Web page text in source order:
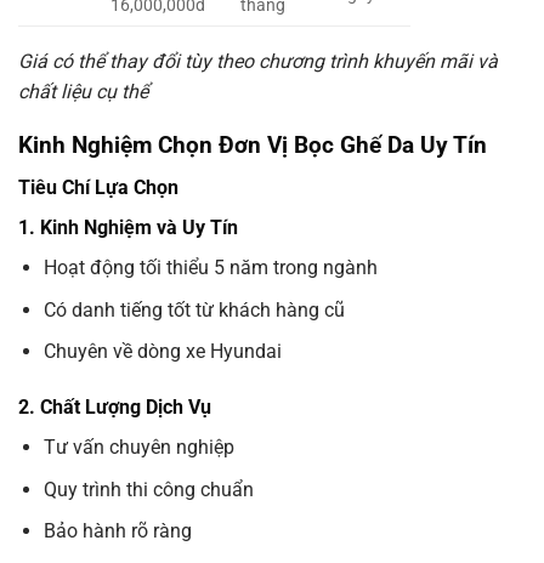
16,000,000đ tháng
Giá có thể thay đổi tùy theo chương trình khuyến mãi và
chất liệu cụ thể
Kinh Nghiệm Chọn Đơn Vị Bọc Ghế Da Uy Tín
Tiêu Chí Lựa Chọn
1. Kinh Nghiệm và Uy Tín
Hoạt động tối thiểu 5 năm trong ngành
Có danh tiếng tốt từ khách hàng cũ
Chuyên về dòng xe Hyundai
2. Chất Lượng Dịch Vụ
Tư vấn chuyên nghiệp
Quy trình thi công chuẩn
Bảo hành rõ ràng